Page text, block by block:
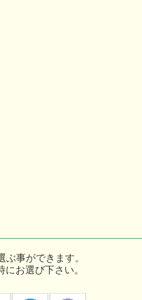
事ができます。
お選び下さい。